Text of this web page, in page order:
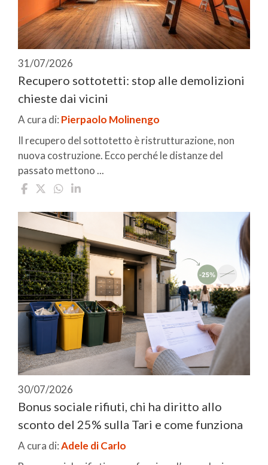
31/07/2026
Recupero sottotetti: stop alle demolizioni
chieste dai vicini
A cura di: Pierpaolo Molinengo
Il recupero del sottotetto è ristrutturazione, non
nuova costruzione. Ecco perché le distanze del
passato mettono ...
30/07/2026
Bonus sociale rifiuti, chi ha diritto allo
sconto del 25% sulla Tari e come funziona
A cura di:Adele di Carlo